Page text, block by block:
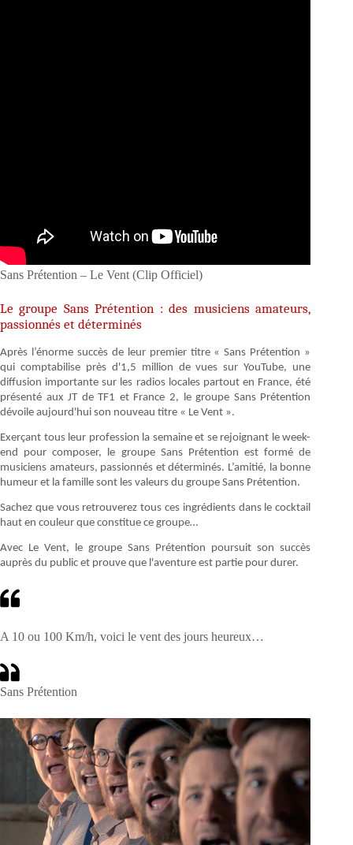
Sans Prétention – Le Vent (Clip Officiel)
Le groupe Sans Prétention : des musiciens amateurs,
passionnés et déterminés
Après l’énorme succès de leur premier titre « Sans Prétention »
qui comptabilise près d'1,5 million de vues sur YouTube, une
diffusion importante sur les radios locales partout en France, été
présenté aux JT de TF1 et France 2, le groupe Sans Prétention
dévoile aujourd'hui son nouveau titre « Le Vent ».
Exerçant tous leur profession la semaine et se rejoignant le week-
end pour composer, le groupe Sans Prétention est formé de
musiciens amateurs, passionnés et déterminés. L’amitié, la bonne
humeur et la famille sont les valeurs du groupe Sans Prétention.
Sachez que vous retrouverez tous ces ingrédients dans le cocktail
haut en couleur que constitue ce groupe…
Avec Le Vent, le groupe Sans Prétention poursuit son succès
auprès du public et prouve que l'aventure est partie pour durer.
A 10 ou 100 Km/h, voici le vent des jours heureux…
Sans Prétention